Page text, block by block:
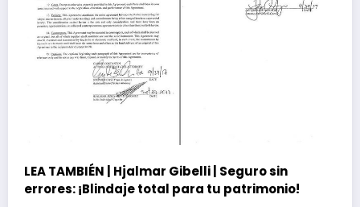
LEA TAMBIÉN | Hjalmar Gibelli | Seguro sin
errores: ¡Blindaje total para tu patrimonio!